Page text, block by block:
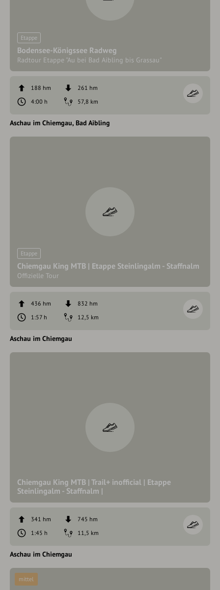
Etappe
Bodensee-Königssee Radweg
Radtour Etappe "Au bei Bad Aibling bis Grassau"
188 hm
261 hm
4:00 h
57,8 km
Aschau im Chiemgau Bad Aibling
Etappe
Chiemgau King MTB | Etappe Steinlingalm - Staffnalm
Offizielle Tour
436 hm
832 hm
1:57 h
12,5 km
Aschau im Chiemgau
Chiemgau King MTB | Trail+ inofficial | Etappe
Steinlingalm - Staffnalm |
341 hm
745 hm
1:45 h
11,5 km
Aschau im Chiemgau
mittel